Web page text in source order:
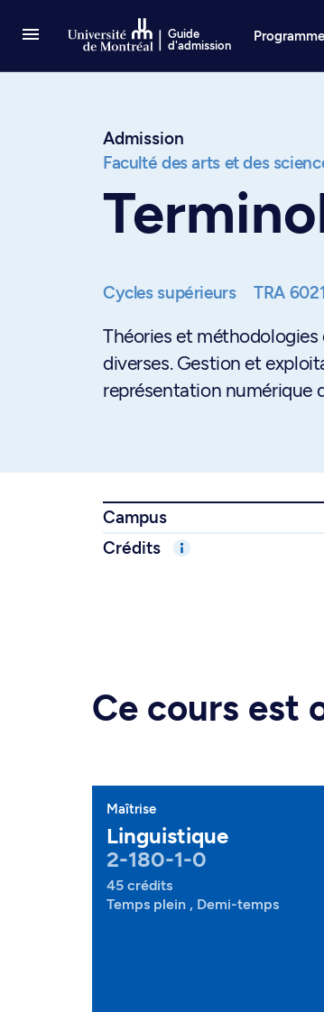
Guide
d'admission
Admission
Faculté des arts et des
Cycles supérieurs TRA 6021
Théories et
diverses. Gestion et
représentation numérique
Campus
Crédits
Ce cours est
Maîtrise
Linguistique
2-180-1-0
45 crédits
Temps plein , Demi-temps